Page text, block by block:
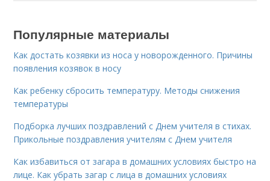
Популярные материалы
Как достать козявки из носа у новорожденного. Причины
появления козявок в носу
Как ребенку сбросить температуру. Методы снижения
температуры
Подборка лучших поздравлений с Днем учителя в стихах.
Прикольные поздравления учителям с Днем учителя
Как избавиться от загара в домашних условиях быстро на
лице. Как убрать загар с лица в домашних условиях